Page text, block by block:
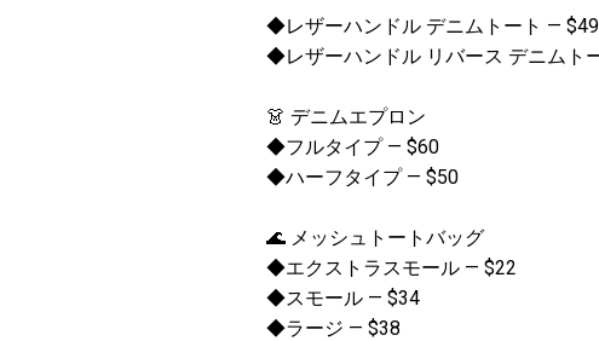
◆レザーハンドル デニムトート — $49
◆レザーハンドル リバース デニムト
👗 デニムエプロン
◆フルタイプ — $60
◆ハーフタイプ — $50
🌊 メッシュトートバッグ
◆エクストラスモール — $22
◆スモール — $34
◆ラージ — $38